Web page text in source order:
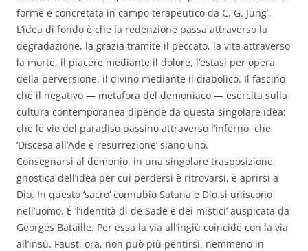
forme e concretata in campo terapeutico da C. G. Jung’.
L’idea di fondo è che la redenzione passa attraverso la
degradazione, la grazia tramite il peccato, la vita attraverso
la morte, il piacere mediante il dolore, l’estasi per opera
della perversione, il divino mediante il diabolico. Il fascino
che il negativo — metafora del demoniaco — esercita sulla
cultura contemporanea dipende da questa singolare idea:
che le vie del paradiso passino attraverso l’inferno, che
‘Discesa all’Ade e resurrezione’ siano uno.
Consegnarsi al demonio, in una singolare trasposizione
gnostica dell’idea per cui perdersi è ritrovarsi, è aprirsi a
Dio. In questo ’sacro’ connubio Satana e Dio si uniscono
nell’uomo. È ‘l’identità di de Sade e dei mistici’ auspicata da
Georges Bataille. Per essa la via all’ingiù coincide con la via
all’insù. Faust, ora, non può più pentirsi, nemmeno in